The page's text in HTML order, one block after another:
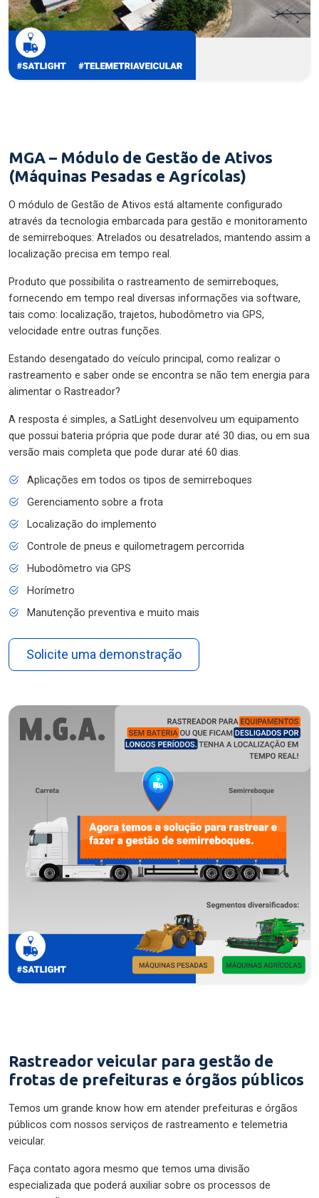
MGA – Módulo de Gestão de Ativos
(Máquinas Pesadas e Agrícolas)
O módulo de Gestão de Ativos está altamente configurado
através da tecnologia embarcada para gestão e monitoramento
de semirreboques: Atrelados ou desatrelados, mantendo assim a
localização precisa em tempo real.
Produto que possibilita o rastreamento de semirreboques,
fornecendo em tempo real diversas informações via software,
tais como: localização, trajetos, hubodômetro via GPS,
velocidade entre outras funções.
Estando desengatado do veículo principal, como realizar o
rastreamento e saber onde se encontra se não tem energia para
alimentar o Rastreador?
A resposta é simples, a SatLight desenvolveu um equipamento
que possui bateria própria que pode durar até 30 dias, ou em sua
versão mais completa que pode durar até 60 dias.
Aplicações em todos os tipos de semirreboques
Gerenciamento sobre a frota
Localização do implemento
Controle de pneus e quilometragem percorrida
Hubodômetro via GPS
Horímetro
Manutenção preventiva e muito mais
Solicite uma demonstração
Rastreador veicular para gestão de
frotas de prefeituras e órgãos públicos
Temos um grande know how em atender prefeituras e órgãos
públicos com nossos serviços de rastreamento e telemetria
veicular.
Faça contato agora mesmo que temos uma divisão
especializada que poderá auxiliar sobre os processos de